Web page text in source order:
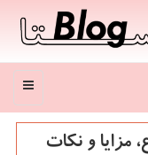
منو
مزایا و نکات